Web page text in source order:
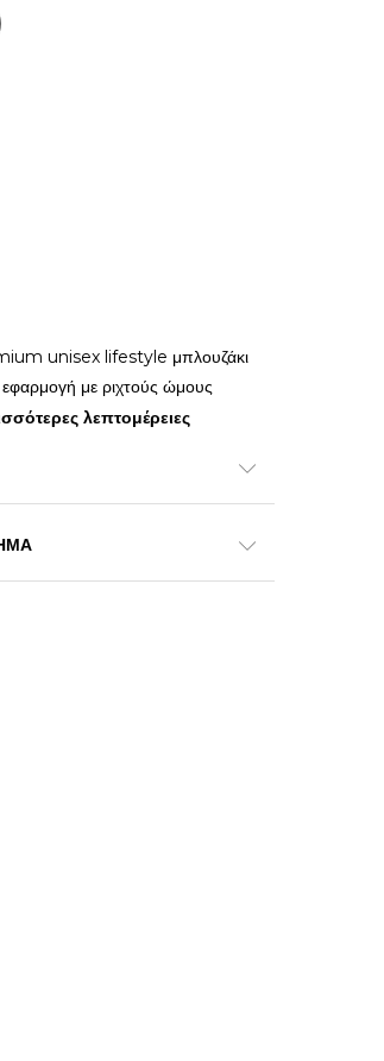
unisex lifestyle μπλουζάκι
με ριχτούς ώμους
λεπτομέρειες